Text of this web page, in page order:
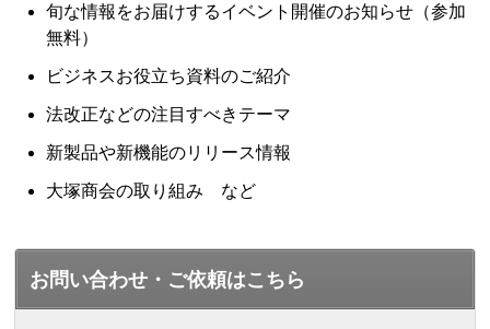
旬な情報をお届けするイベント開催のお知らせ（参加
無料）
ビジネスお役立ち資料のご紹介
法改正などの注目すべきテーマ
新製品や新機能のリリース情報
大塚商会の取り組み など
お問い合わせ・ご依頼はこちら